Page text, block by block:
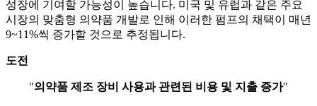
성장에 기여할 가능성이 높습니다. 미국 및 유럽과 같은 주요
시장의 맞춤형 의약품 개발로 인해 이러한 펌프의 채택이 매년
9~11%씩 증가할 것으로 추정됩니다.
도전
"의약품 제조 장비 사용과 관련된 비용 및 지출 증가"